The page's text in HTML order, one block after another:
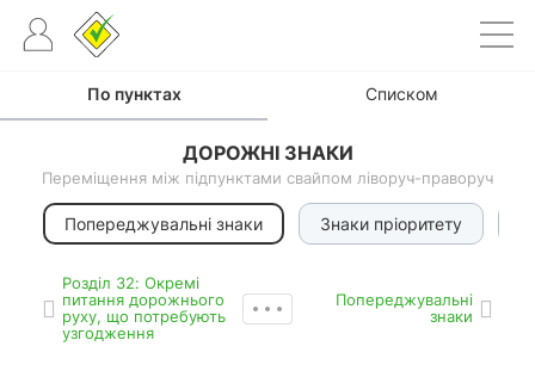
По пунктах Списком
ДОРОЖНІ ЗНАКИ
Переміщення між підпунктами свайпом ліворуч-праворуч
Попереджувальні знаки Знаки пріоритету
Роздiл 32: Окремі
питання дорожнього
руху, що потребують
узгодження
Попереджувальні
знаки